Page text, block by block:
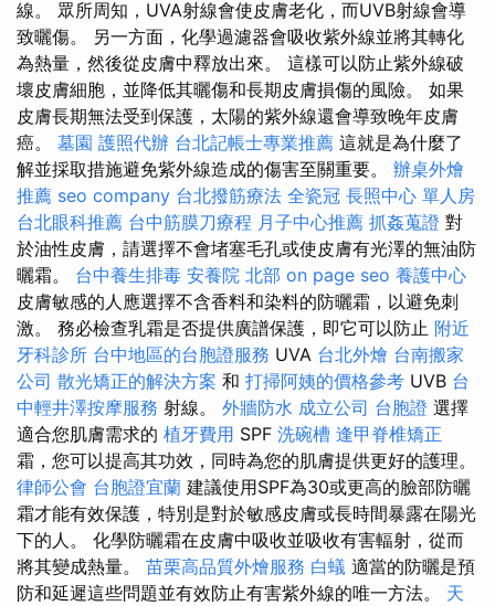
線。 眾所周知，UVA射線會使皮膚老化，而UVB射線會導
致曬傷。 另一方面，化學過濾器會吸收紫外線並將其轉化
為熱量，然後從皮膚中釋放出來。 這樣可以防止紫外線破
壞皮膚細胞，並降低其曬傷和長期皮膚損傷的風險。 如果
皮膚長期無法受到保護，太陽的紫外線還會導致晚年皮膚
癌。 墓園 護照代辦 台北記帳士專業推薦 這就是為什麼了
解並採取措施避免紫外線造成的傷害至關重要。 辦桌外燴
推薦 seo company 台北撥筋療法 全瓷冠 長照中心 單人房
台北眼科推薦 台中筋膜刀療程 月子中心推薦 抓姦蒐證 對
於油性皮膚，請選擇不會堵塞毛孔或使皮膚有光澤的無油防
曬霜。 台中養生排毒 安養院 北部 on page seo 養護中心
皮膚敏感的人應選擇不含香料和染料的防曬霜，以避免刺
激。 務必檢查乳霜是否提供廣譜保護，即它可以防止 附近
牙科診所 台中地區的台胞證服務 UVA 台北外燴 台南搬家
公司 散光矯正的解決方案 和 打掃阿姨的價格參考 UVB 台
中輕井澤按摩服務 射線。 外牆防水 成立公司 台胞證 選擇
適合您肌膚需求的 植牙費用 SPF 洗碗槽 逢甲脊椎矯正
霜，您可以提高其功效，同時為您的肌膚提供更好的護理。
律師公會 台胞證宜蘭 建議使用SPF為30或更高的臉部防曬
霜才能有效保護，特別是對於敏感皮膚或長時間暴露在陽光
下的人。 化學防曬霜在皮膚中吸收並吸收有害輻射，從而
將其變成熱量。 苗栗高品質外燴服務 白蟻 適當的防曬是預
防和延遲這些問題並有效防止有害紫外線的唯一方法。 天